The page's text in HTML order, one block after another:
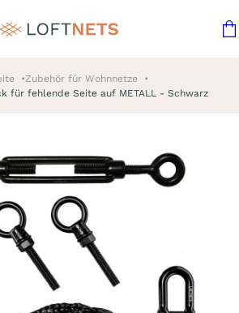
Zubehör für Wohnnetze
für fehlende Seite auf METALL - Schwarz